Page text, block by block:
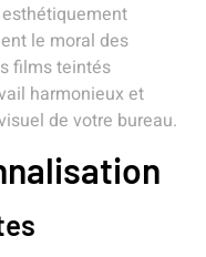
le moral des
films teintés
harmonieux et
de votre bureau.